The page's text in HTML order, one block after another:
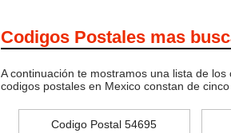
Codigos Postales mas
A continuación te mostramos una lista de
codigos postales en Mexico constan de
Codigo Postal 54695